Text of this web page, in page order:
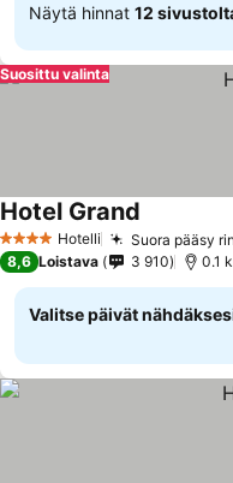
Näytä hinnat 12
Suosittu valinta
4 Tähtiluokitus
Hotelli Suora pääsy
Hotel Grand
8,6 Loistava 3 910 0.1
Valitse päivät